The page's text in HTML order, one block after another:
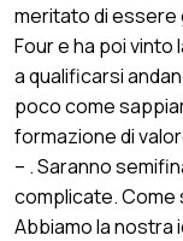
meritato di essere
Four e ha poi vinto
a qualificarsi
poco come
formazione di
– . Saranno
complicate. Come
Abbiamo la